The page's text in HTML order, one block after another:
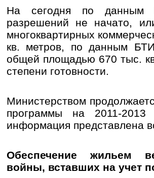
На сегодня по данным
разрешений не начато,
многоквартирных
кв. метров, по данным
общей площадью 670 тыс.
степени готовности.
Министерством
программы на 2011-
информация представлена
Обеспечение жильем
войны, вставших на учет